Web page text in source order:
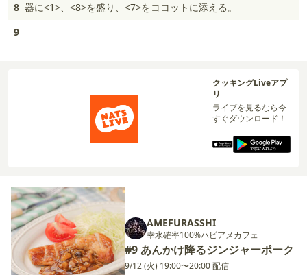
8 器に<1>、<8>を盛り、<7>をココットに添える。
9
クッキングLiveアプ
リ
ライブを見るなら今
すぐダウンロード！
AMEFURASSHI
幸水確率100%ハピアメカフェ
#9 あんかけ降るジンジャーポーク
9/12 (火) 19:00〜20:00 配信